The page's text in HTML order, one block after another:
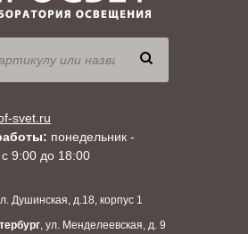
svet.ru
понедельник -
9:00 до 18:00
Душинская, д.18, корпус 1
, ул. Менделеевская, д. 9